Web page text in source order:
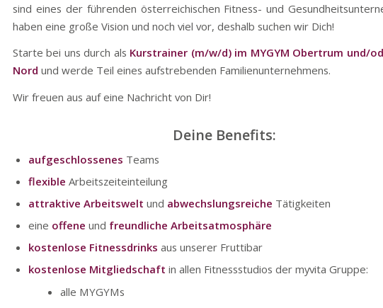
sind eines der führenden österreichischen Fitness- und
haben eine große Vision und noch viel vor, deshalb suchen wir Dich!
Starte bei uns durch als Kurstrainer (m/w/d) im MYGYM Obertrum und/
Nord und werde Teil eines aufstrebenden Familienunternehmens.
Wir freuen aus auf eine Nachricht von Dir!
Deine Benefits:
aufgeschlossenes Teams
flexible Arbeitszeiteinteilung
attraktive Arbeitswelt und abwechslungsreiche Tätigkeiten
eine offene und freundliche Arbeitsatmosphäre
kostenlose Fitnessdrinks aus unserer Fruttibar
kostenlose Mitgliedschaft in allen Fitnessstudios der myvita Gruppe:
alle MYGYMs